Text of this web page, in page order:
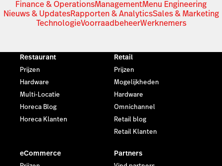
Finance & OperationsManagementMenu Engineering
Nieuws & UpdatesRapporten & AnalyticsSales & Marketing
TechnologieVoorraadbeheerWerknemers
Restaurant
Prijzen
Hardware
Multi-Locatie
Horeca Blog
Horeca Klanten
Retail
Prijzen
Mogelijkheden
Hardware
Omnichannel
Retail blog
Retail Klanten
eCommerce Partners